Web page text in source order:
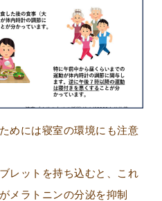
めには寝室の環境にも注意
レットを持ち込むと、これ
メラトニンの分泌を抑制